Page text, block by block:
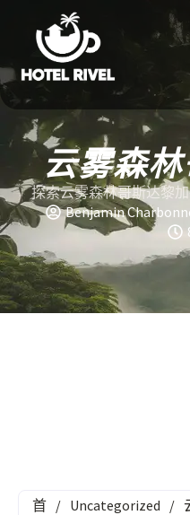
云雾森
探索云雾森林哥斯达黎
Benjamin
首 / Uncategorized /